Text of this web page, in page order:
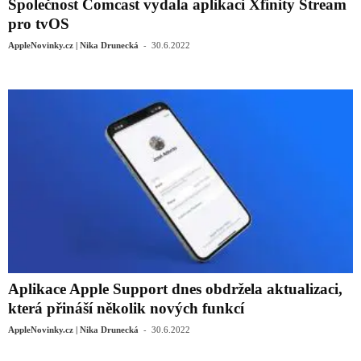
Společnost Comcast vydala aplikaci Xfinity Stream
pro tvOS
AppleNovinky.cz | Nika Drunecká - 30.6.2022
Aplikace Apple Support dnes obdržela aktualizaci,
která přináší několik nových funkcí
AppleNovinky.cz | Nika Drunecká - 30.6.2022